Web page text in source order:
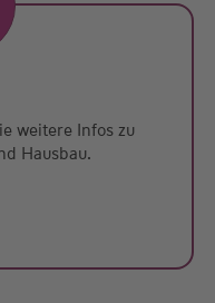
weitere Infos zu
Hausbau.